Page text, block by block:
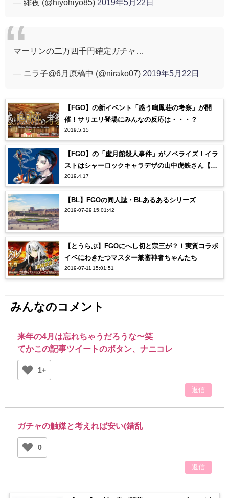
— 緋夜 (@hiyohiyo85) 2019年5月22日
マーリンの二万四千円確定ガチャ…
— ニラ子@6月原稿中 (@nirako07) 2019年5月22日
【FGO】の新イベント「惑う鳴鳳荘の考察」が開
催！サリエリ登場にみんなの反応は・・・？
2019.5.15
【FGO】の「虚月館殺人事件」がノベライズ！イラ
ストはシャーロックキャラデザの山中虎鉄さん【Fat
e/Grand Order】
2019.4.17
【BL】FGOの同人誌・BLあるあるシリーズ
2019-07-29 15:01:42
【とうらぶ】FGOにへし切と宗三が？！実質コラボ
イベにわきたつマスター兼審神者ちゃんたち
2019-07-11 15:01:51
みんなのコメント
来年の4月は忘れちゃうだろうな〜笑
てかこの記事ツイートのボタン、ナニコレ
1+
返信
ガチャの触媒と考えれば安い(錯乱
0
返信